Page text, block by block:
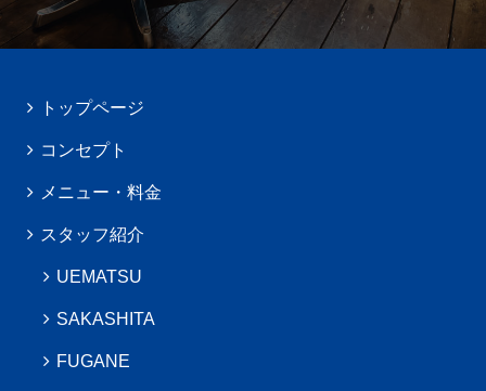
トップページ
コンセプト
メニュー・料金
スタッフ紹介
UEMATSU
SAKASHITA
FUGANE